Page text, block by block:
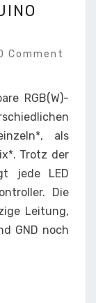
Comment
RGB(W)-
als
Trotz der
jede LED
Die
Leitung,
GND noch